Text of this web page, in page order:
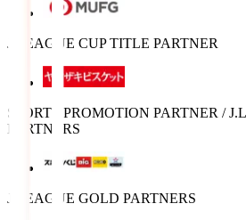
J.LEAGUE CUP TITLE PARTNER
SPORTS PROMOTION PARTNER /
PARTNERS
J.LEAGUE GOLD PARTNERS